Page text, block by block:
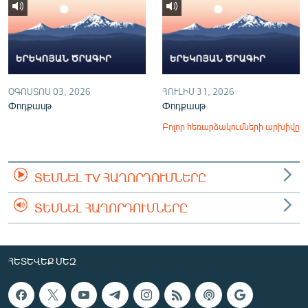
ՕԳՈՍՏՈՍ 03, 2026
Փոդքասթ
ՀՈՒԼԻՍ 31, 2026
Փոդքասթ
Բոլոր հեռարձակումների արխիվը
ՏԵՍՆԵԼ TV ՀԱՂՈՐԴՈՒՄՆԵՐԸ
ՏԵՍՆԵԼ ՀԱՂՈՐԴՈՒՄՆԵՐԸ
ՀԵՏԵՎԵՔ ՄԵԶ